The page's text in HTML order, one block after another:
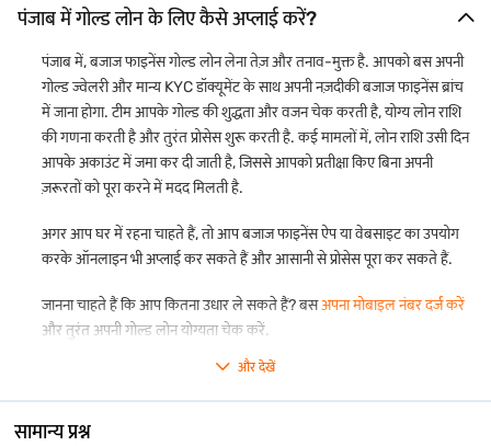
पंजाब में गोल्ड लोन के लिए कैसे अप्लाई करें?
पंजाब में, बजाज फाइनेंस गोल्ड लोन लेना तेज़ और तनाव-मुक्त है. आपको बस अपनी
गोल्ड ज्वेलरी और मान्य KYC डॉक्यूमेंट के साथ अपनी नज़दीकी बजाज फाइनेंस ब्रांच
में जाना होगा. टीम आपके गोल्ड की शुद्धता और वजन चेक करती है, योग्य लोन राशि
की गणना करती है और तुरंत प्रोसेस शुरू करती है. कई मामलों में, लोन राशि उसी दिन
आपके अकाउंट में जमा कर दी जाती है, जिससे आपको प्रतीक्षा किए बिना अपनी
ज़रूरतों को पूरा करने में मदद मिलती है.
अगर आप घर में रहना चाहते हैं, तो आप बजाज फाइनेंस ऐप या वेबसाइट का उपयोग
करके ऑनलाइन भी अप्लाई कर सकते हैं और आसानी से प्रोसेस पूरा कर सकते हैं.
जानना चाहते हैं कि आप कितना उधार ले सकते हैं? बसअपना मोबाइल नंबर दर्ज करें
और तुरंत अपनी गोल्ड लोन योग्यता चेक करें.
और देखें
सामान्य प्रश्न